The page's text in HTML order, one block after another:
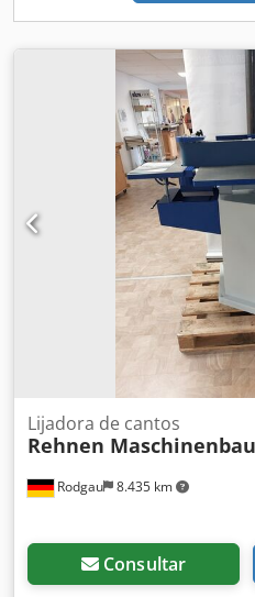
Rodgau 8.435 km
Lijadora de cantos
Rehnen Maschinenbau
Consultar